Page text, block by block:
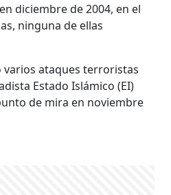
diciembre de 2004, en el
ninguna de ellas
varios ataques terroristas
Estado Islámico (EI)
de mira en noviembre